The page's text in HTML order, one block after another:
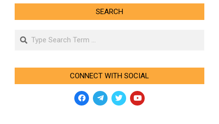
SEARCH
Search
CONNECT WITH SOCIAL